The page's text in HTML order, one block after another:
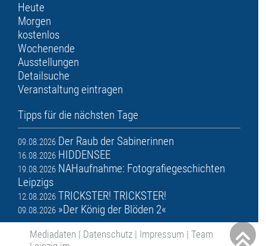
Heute
Morgen
kostenlos
Wochenende
Ausstellungen
Detailsuche
Veranstaltung eintragen
Tipps für die nächsten Tage
09.08.2026 Der Raub der Sabinerinnen
16.08.2026 HIDDENSEE
19.08.2026 NAHaufnahme: Fotografiegeschichten
Leipzigs
12.08.2026 TRICKSTER! TRICKSTER!
09.08.2026 »Der König der Blöden 2«
Mediadaten | Datenschutz | Impressum | Team